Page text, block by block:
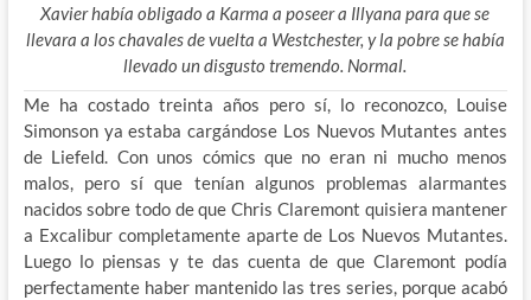
Xavier había obligado a Karma a poseer a Illyana para que se
llevara a los chavales de vuelta a Westchester, y la pobre se había
llevado un disgusto tremendo. Normal.
Me ha costado treinta años pero sí, lo reconozco, Louise
Simonson ya estaba cargándose Los Nuevos Mutantes antes
de Liefeld. Con unos cómics que no eran ni mucho menos
malos, pero sí que tenían algunos problemas alarmantes
nacidos sobre todo de que Chris Claremont quisiera mantener
a Excalibur completamente aparte de Los Nuevos Mutantes.
Luego lo piensas y te das cuenta de que Claremont podía
perfectamente haber mantenido las tres series, porque acabó